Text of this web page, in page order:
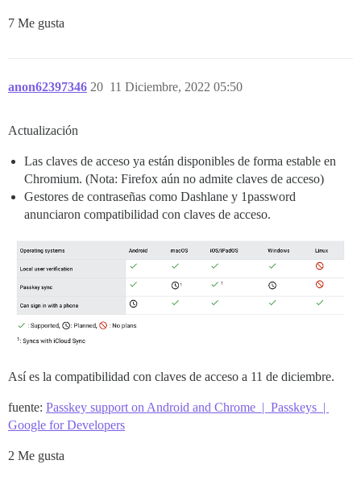
7 Me gusta
anon62397346 11 Diciembre, 2022 05:50
20
Actualización
Las claves de acceso ya están disponibles de forma estable en
Chromium. (Nota: Firefox aún no admite claves de acceso)
Gestores de contraseñas como Dashlane y 1password
anunciaron compatibilidad con claves de acceso.
Así es la compatibilidad con claves de acceso a 11 de diciembre.
fuente: Passkey support on Android and Chrome | Passkeys |
Google for Developers
2 Me gusta